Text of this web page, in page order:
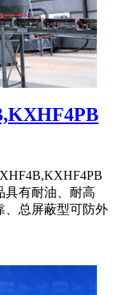
具有耐油、耐高
、总屏蔽型可防外